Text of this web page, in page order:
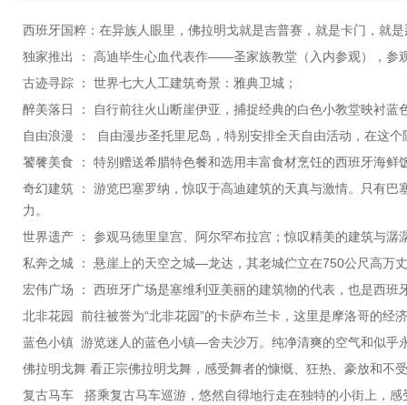
西班牙国粹：在异族人眼里，佛拉明戈就是吉普赛，就是卡门，就
独家推出 ： 高迪毕生心血代表作——圣家族教堂（入内参观），参
古迹寻踪 ： 世界七大人工建筑奇景：雅典卫城；
醉美落日 ： 自行前往火山断崖伊亚，捕捉经典的白色小教堂映衬蓝
自由浪漫 ： 自由漫步圣托里尼岛，特别安排全天自由活动，在这
饕餮美食 ： 特别赠送希腊特色餐和选用丰富食材烹饪的西班牙海鲜
奇幻建筑 ： 游览巴塞罗纳，惊叹于高迪建筑的天真与激情。只有
力。
世界遗产 ： 参观马德里皇宫、阿尔罕布拉宫；惊叹精美的建筑与
私奔之城 ： 悬崖上的天空之城—龙达，其老城伫立在750公尺高万
宏伟广场 ： 西班牙广场是塞维利亚美丽的建筑物的代表，也是西
北非花园 前往被誉为“北非花园”的卡萨布兰卡，这里是摩洛哥的经
蓝色小镇 游览迷人的蓝色小镇—舍夫沙万。纯净清爽的空气和似乎
佛拉明戈舞 看正宗佛拉明戈舞，感受舞者的慷慨、狂热、豪放和不
复古马车 搭乘复古马车巡游，悠然自得地行走在独特的小街上，感